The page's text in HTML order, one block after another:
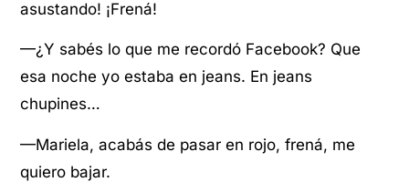
asustando! ¡Frená!
—¿Y sabés lo que me recordó Facebook? Que
esa noche yo estaba en jeans. En jeans
chupines…
—Mariela, acabás de pasar en rojo, frená, me
quiero bajar.